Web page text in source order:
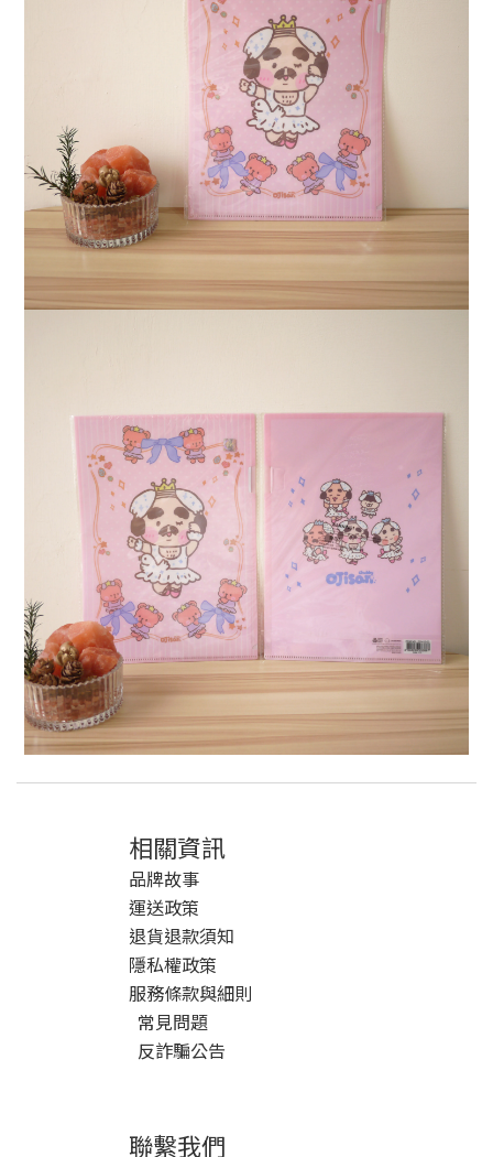
相關資訊
品牌故事
運送政策
退貨退款須知
隱私權政策
服務條款與細則
常見問題
反詐騙公告
聯繫我們